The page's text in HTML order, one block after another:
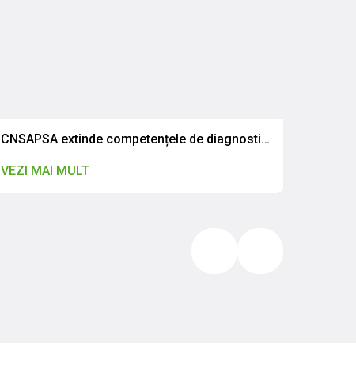
CNSAPSA extinde competențele de diagnostic pentru rezistența antimicrobiană
VEZI MAI MULT